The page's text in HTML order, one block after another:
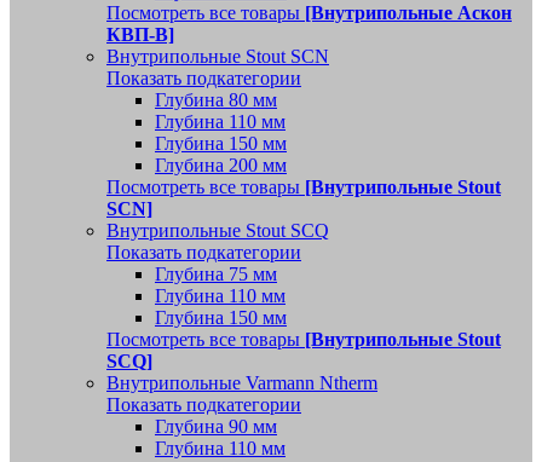
Посмотреть все товары [Внутрипольные Аскон
КВП-В]
Внутрипольные Stout SCN
Показать подкатегории
Глубина 80 мм
Глубина 110 мм
Глубина 150 мм
Глубина 200 мм
Посмотреть все товары [Внутрипольные Stout
SCN]
Внутрипольные Stout SCQ
Показать подкатегории
Глубина 75 мм
Глубина 110 мм
Глубина 150 мм
Посмотреть все товары [Внутрипольные Stout
SCQ]
Внутрипольные Varmann Ntherm
Показать подкатегории
Глубина 90 мм
Глубина 110 мм